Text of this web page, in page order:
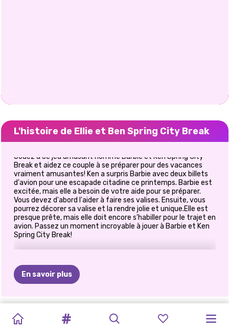
L'histoire de Ellie et Ben Spring City Break
Jouez à ce jeu amusant nommé Barbie et Ken Spring City
Break et aidez ce couple à se préparer pour des vacances
vraiment amusantes! Ken a surpris Barbie avec deux billets
d'avion pour une escapade citadine ce printemps. Barbie est
excitée, mais elle a besoin de votre aide pour se préparer.
Vous devez d'abord l'aider à faire ses valises. Ensuite, vous
pourrez décorer sa valise et la rendre jolie et unique.Elle est
presque prête, mais elle doit encore s'habiller pour le trajet en
avion. Passez un moment incroyable à jouer à Barbie et Ken
Spring City Break!
En savoir plus
D&#39;HIVER
DU
GOLDIE
CRUSH
DE
ELLIE
BEN:
PRINCESSE
BLOOMING
COSTUMES
DE